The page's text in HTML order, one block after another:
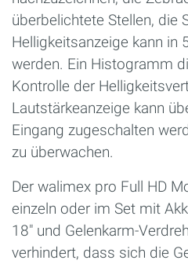
überbelichtete Stellen, die
Helligkeitsanzeige kann in
werden. Ein Histogramm
Kontrolle der
Lautstärkeanzeige kann
Eingang zugeschalten
zu überwachen.
Der walimex pro Full HD
einzeln oder im Set mit
18" und Gelenkarm-
verhindert, dass sich die